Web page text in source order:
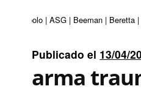
Apolo | ASG | Beeman | Beretta |
Publicado el 13/04/
arma